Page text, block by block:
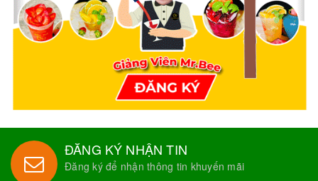
ĐĂNG KÝ NHẬN TIN
Đăng ký để nhận thông tin khuyến mãi